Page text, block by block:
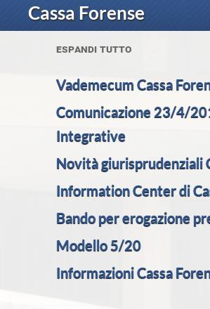
Cassa Forense
espandi tutto
Vademecum Cassa
Comunicazione 23/4/
Integrative
Novità giurisprudenziali
Information Center di
Bando per erogazione
Modello 5/20
Informazioni Cassa